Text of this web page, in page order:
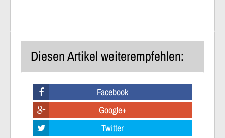
Diesen Artikel weiterempfehlen:
Facebook
Google+
Twitter